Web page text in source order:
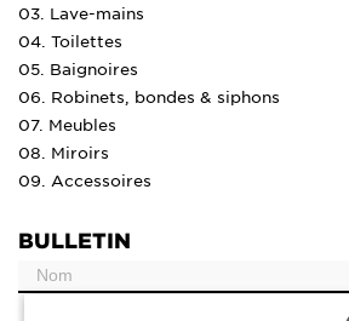
03. Lave-mains
04. Toilettes
05. Baignoires
06. Robinets, bondes & siphons
07. Meubles
08. Miroirs
09. Accessoires
BULLETIN